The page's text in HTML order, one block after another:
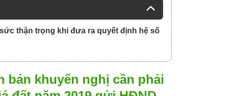
thận trọng khi đưa ra quyết định hệ số
bản khuyến nghị cần phải